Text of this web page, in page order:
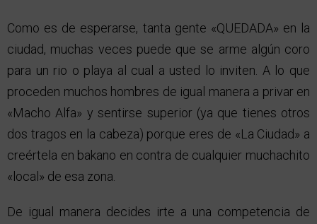
Como es de esperarse, tanta gente «QUEDADA» en la
ciudad, muchas veces puede que se arme algún coro
para un rio o playa al cual a usted lo inviten. A lo que
proceden muchos hombres de igual manera a privar en
«Macho Alfa» y sentirse superior (ya que tienes otros
dos tragos en la cabeza) porque eres de «La Ciudad» a
creértela en bakano en contra de cualquier muchachito
«local» de esa zona.
De igual manera decides irte a una competencia de